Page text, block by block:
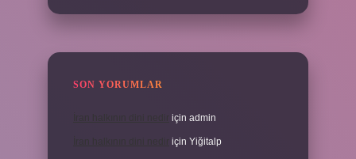
SON YORUMLAR
için admin
için Yiğitalp